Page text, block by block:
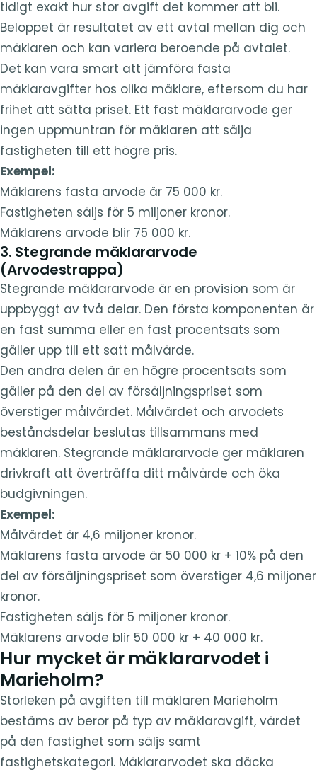
tidigt exakt hur stor avgift det kommer att bli.
Beloppet är resultatet av ett avtal mellan dig och
mäklaren och kan variera beroende på avtalet.
Det kan vara smart att jämföra fasta
mäklaravgifter hos olika mäklare, eftersom du har
frihet att sätta priset. Ett fast mäklararvode ger
ingen uppmuntran för mäklaren att sälja
fastigheten till ett högre pris.
Exempel:
Mäklarens fasta arvode är 75 000 kr.
Fastigheten säljs för 5 miljoner kronor.
Mäklarens arvode blir 75 000 kr.
3. Stegrande mäklararvode
(Arvodestrappa)
Stegrande mäklararvode är en provision som är
uppbyggt av två delar. Den första komponenten är
en fast summa eller en fast procentsats som
gäller upp till ett satt målvärde.
Den andra delen är en högre procentsats som
gäller på den del av försäljningspriset som
överstiger målvärdet. Målvärdet och arvodets
beståndsdelar beslutas tillsammans med
mäklaren. Stegrande mäklararvode ger mäklaren
drivkraft att överträffa ditt målvärde och öka
budgivningen.
Exempel:
Målvärdet är 4,6 miljoner kronor.
Mäklarens fasta arvode är 50 000 kr + 10% på den
del av försäljningspriset som överstiger 4,6 miljoner
kronor.
Fastigheten säljs för 5 miljoner kronor.
Mäklarens arvode blir 50 000 kr + 40 000 kr.
Hur mycket är mäklararvodet i
Marieholm?
Storleken på avgiften till mäklaren Marieholm
bestäms av beror på typ av mäklaravgift, värdet
på den fastighet som säljs samt
fastighetskategori. Mäklararvodet ska däcka